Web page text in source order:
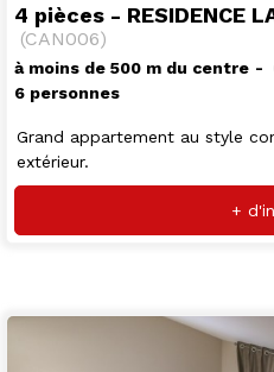
4 pièces - RESIDENCE
(CAN006)
à moins de 500 m du centre
6 personnes
Grand appartement au style
extérieur.
+